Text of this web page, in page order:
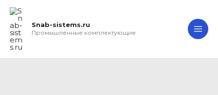
Перейти
содержимому
Snab-sistems.ru
Промышленные комплектующие
3
Search...